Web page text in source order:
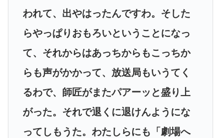
われて、出やはったんですわ。そした
らやっぱりおもろいということになっ
て、それからはあっちからもこっちか
らも声がかかって、放送局もいうてく
るわで、師匠がまたパアーッと盛り上
がった。それで退くに退けんようにな
ってしもうた。わたしらにも「劇場へ